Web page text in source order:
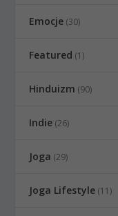
Emocje (30)
Featured (1)
Hinduizm (90)
Indie (26)
Joga (29)
Joga Lifestyle (11)